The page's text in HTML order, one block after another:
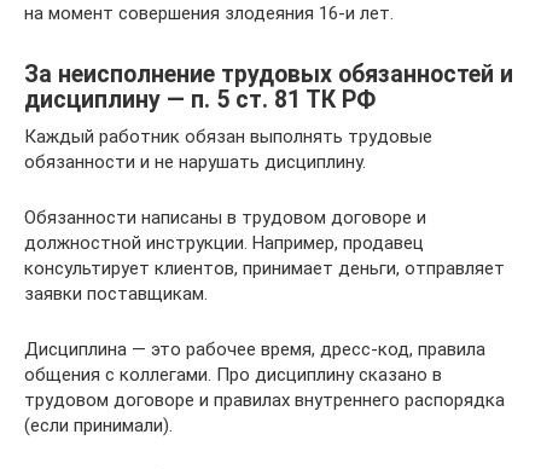
на момент совершения злодеяния 16-и лет.
За неисполнение трудовых обязанностей и
дисциплину — п. 5 ст. 81 ТК РФ
Каждый работник обязан выполнять трудовые
обязанности и не нарушать дисциплину.
Обязанности написаны в трудовом договоре и
должностной инструкции. Например, продавец
консультирует клиентов, принимает деньги, отправляет
заявки поставщикам.
Дисциплина — это рабочее время, дресс-код, правила
общения с коллегами. Про дисциплину сказано в
трудовом договоре и правилах внутреннего распорядка
(если принимали).